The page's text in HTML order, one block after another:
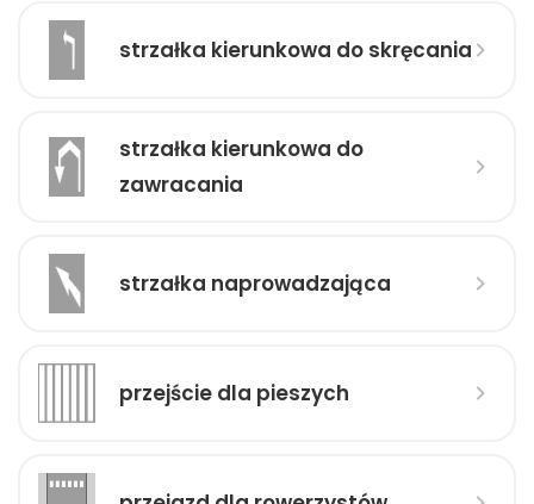
strzałka kierunkowa do skręcania
strzałka kierunkowa do
zawracania
strzałka naprowadzająca
przejście dla pieszych